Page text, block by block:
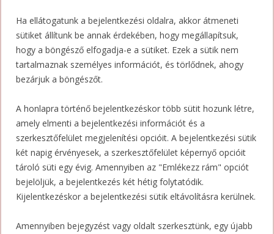
Ha ellátogatunk a bejelentkezési oldalra, akkor átmeneti
sütiket állítunk be annak érdekében, hogy megállapítsuk,
hogy a böngésző elfogadja-e a sütiket. Ezek a sütik nem
tartalmaznak személyes információt, és törlődnek, ahogy
bezárjuk a böngészőt.
A honlapra történő bejelentkezéskor több sütit hozunk létre,
amely elmenti a bejelentkezési információt és a
szerkesztőfelület megjelenítési opcióit. A bejelentkezési sütik
két napig érvényesek, a szerkesztőfelület képernyő opcióit
tároló süti egy évig. Amennyiben az "Emlékezz rám" opciót
bejelöljük, a bejelentkezés két hétig folytatódik.
Kijelentkezéskor a bejelentkezési sütik eltávolításra kerülnek.
Amennyiben bejegyzést vagy oldalt szerkesztünk, egy újabb